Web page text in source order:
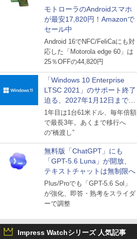
モトローラのAndroidスマホ
が最安17,820円！Amazonで
セール中
Android 16でNFC/FeliCaにも対
応した「Motorola edge 60」は
25％OFFの44,820円
「Windows 10 Enterprise
LTSC 2021」のサポート終了
迫る、2027年1月12日まで
～ESUは9月1日から販売
1年目は1台61米ドル、毎年倍額
で最長3年。あくまで移行へ
の“橋渡し”
無料版「ChatGPT」にも
「GPT-5.6 Luna」が開放、
テキストチャットは無制限へ
Plus/Proでも「GPT-5.6 Sol」
が強化、即答・熟考をスライダ
ーで調整
Impress Watchシリーズ 人気記事